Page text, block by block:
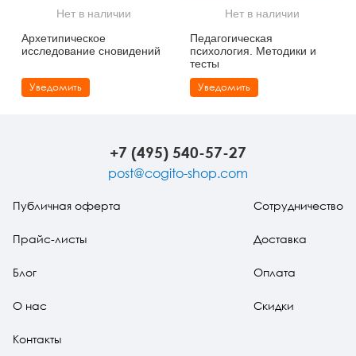
Нет в наличии
Архетипическое
исследование сновидений
Уведомить
Нет в наличии
Педагогическая
психология. Методики и
тесты
Уведомить
+7 (495) 540-57-27
post@cogito-shop.com
Публичная оферта
Прайс-листы
Блог
О нас
Контакты
Сотрудничество
Доставка
Оплата
Скидки